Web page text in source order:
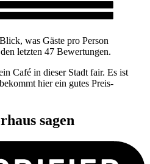
was Gäste pro Person
letzten 47 Bewertungen.
Café in dieser Stadt fair. Es ist
hier ein gutes Preis-
sagen